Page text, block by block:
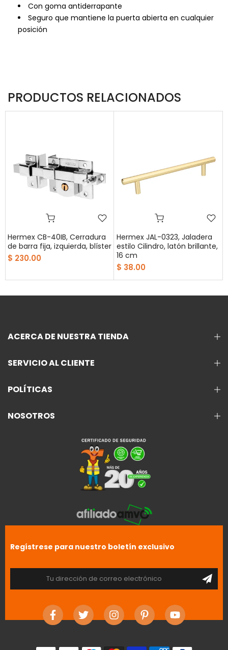
Con goma antiderrapante
Seguro que mantiene la puerta abierta en cualquier
posición
PRODUCTOS RELACIONADOS
Hermex CB-40IB, Cerradura
de barra fija, izquierda, blíster
$ 230.00
Hermex JAL-0323, Jaladera
estilo Cilindro, latón brillante,
16 cm
$ 38.00
ACERCA DE NUESTRA TIENDA
SERVICIO AL CLIENTE
POLÍTICAS
NOSOTROS
Regístrese para nuestro boletín exclusivo